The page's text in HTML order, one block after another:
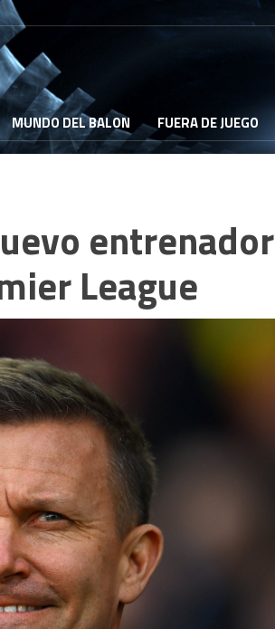
MUNDO DEL BALON FUERA DE JUEGO
entrenador
League